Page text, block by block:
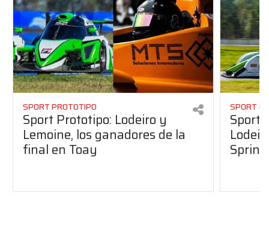
SPORT PROTOTIPO
Sport Prototipo: Lodeiro y
Lemoine, los ganadores de la
final en Toay
SPORT
Sport
Sprint